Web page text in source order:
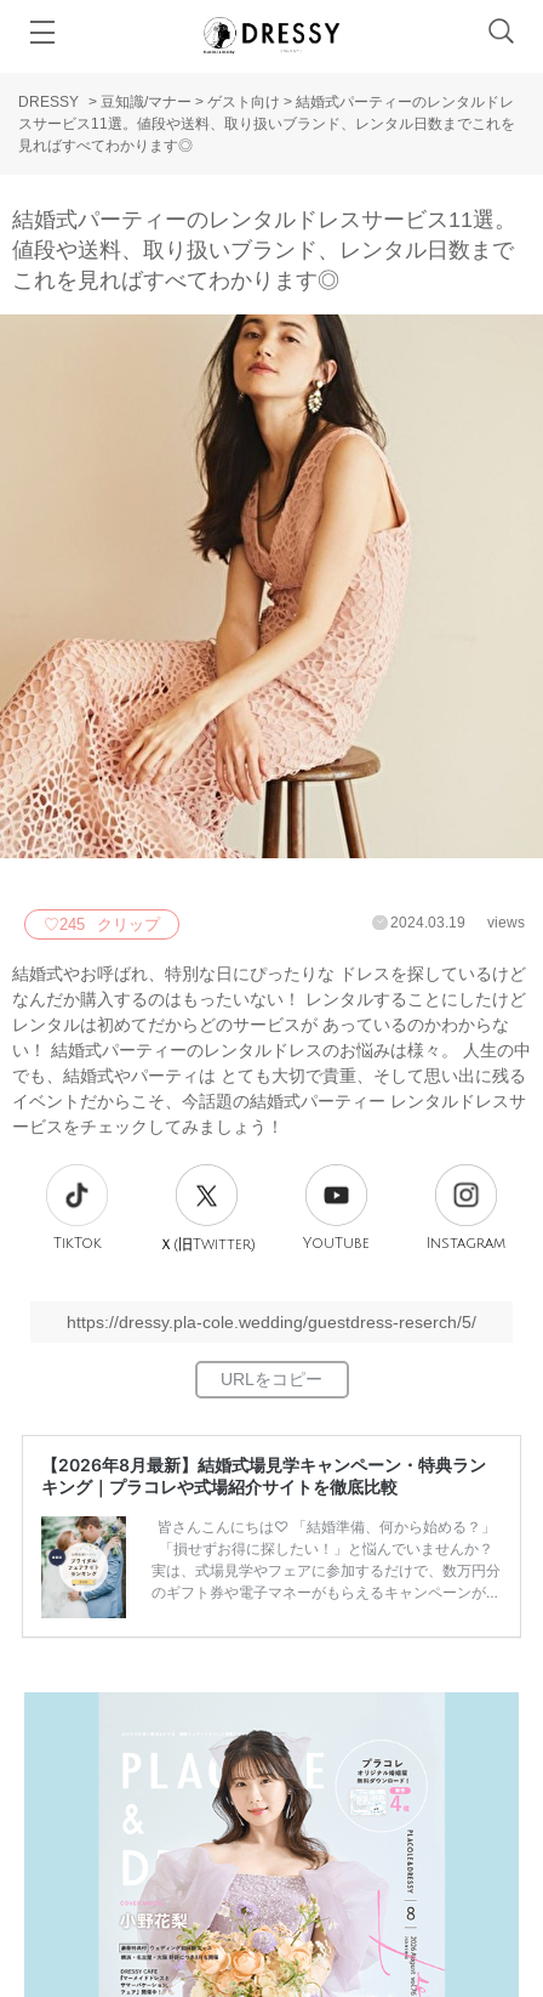
DRESSY > 豆知識/マナー > ゲスト向け > 結婚式パーティーのレンタルドレ
スサービス11選。値段や送料、取り扱いブランド、レンタル日数までこれを
見ればすべてわかります◎
結婚式パーティーのレンタルドレスサービス11選。
値段や送料、取り扱いブランド、レンタル日数まで
これを見ればすべてわかります◎
♡245 クリップ 2024.03.19 views
結婚式やお呼ばれ、特別な日にぴったりな ドレスを探しているけど
なんだか購入するのはもったいない！ レンタルすることにしたけど
レンタルは初めてだからどのサービスが あっているのかわからな
い！ 結婚式パーティーのレンタルドレスのお悩みは様々。 人生の中
でも、結婚式やパーティは とても大切で貴重、そして思い出に残る
イベントだからこそ、今話題の結婚式パーティー レンタルドレスサ
ービスをチェックしてみましょう！
TikTok Ｘ(旧Twitter) YouTube Instagram
https://dressy.pla-cole.wedding/guestdress-reserch/5/
【2026年8月最新】結婚式場見学キャンペーン・特典ラン
キング｜プラコレや式場紹介サイトを徹底比較
皆さんこんにちは♡ 「結婚準備、何から始める？」
「損せずお得に探したい！」と悩んでいませんか？
実は、式場見学やフェアに参加するだけで、数万円分
のギフト券や電子マネーがもらえるキャンペーンがあ
ため、比較せずに選ぶと損をしてしまうことも……。
一番お得？」「プラコレの特典は？」といった疑問も
解決します。 まずは診断で候補を絞れる「ウェディ
ング診断」か、体験型 […]続きを読む